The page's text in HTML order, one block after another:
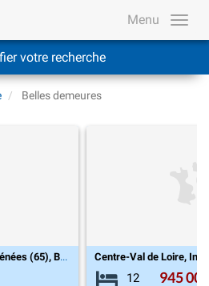
Menu
votre recherche
Belles demeures
Loire, Indre (36), Veuil Midi-
9